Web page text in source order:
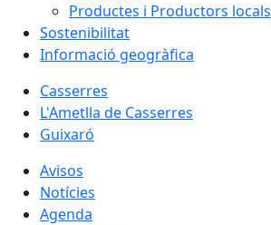
Productes i Productors locals
Sostenibilitat
Informació geogràfica
Casserres
L'Ametlla de Casserres
Guixaró
Avisos
Notícies
Agenda